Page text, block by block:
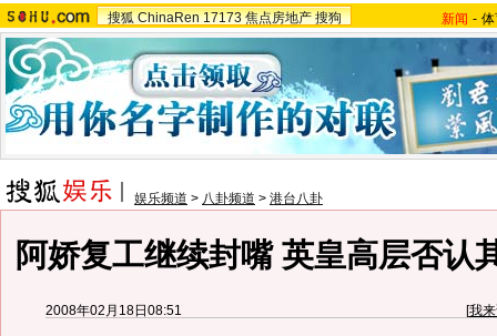
搜狐 ChinaRen 17173 焦点房地产 搜狗 新闻 -
娱乐频道 > 八卦频道 > 港台八卦
阿娇复工继续封嘴 英皇高层否认
2008年02月18日08:51 [我